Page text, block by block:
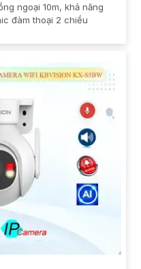
ngoại 10m, khả năng
đàm thoại 2 chiều